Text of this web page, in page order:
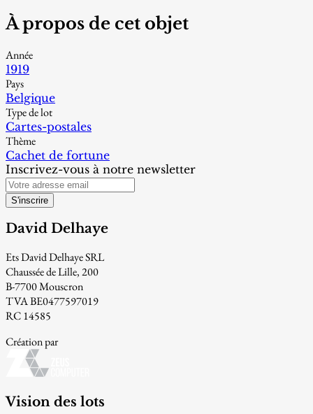
À propos de cet objet
Année
1919
Pays
Belgique
Type de lot
Cartes-postales
Thème
Cachet de fortune
Inscrivez-vous à notre newsletter
S'inscrire
David Delhaye
Ets David Delhaye SRL
Chaussée de Lille, 200
B-7700 Mouscron
TVA BE0477597019
RC 14585
Création par
Vision des lots